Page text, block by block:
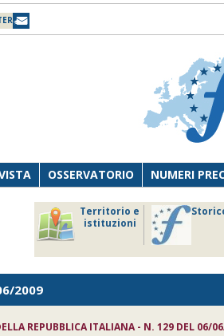
OSSERVATORIO NUMERI
Territorio e
istituzioni
2009
REPUBBLICA ITALIANA - N. 129 DEL 06/